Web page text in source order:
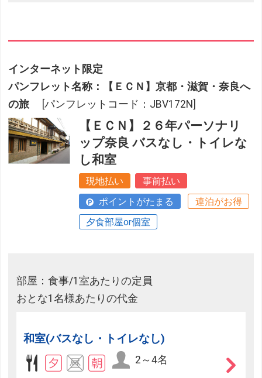
インターネット限定
パンフレット名称：【ＥＣＮ】京都・滋賀・奈良へ
の旅
[パンフレットコード：JBV172N]
【ＥＣＮ】２６年パーソナリ
ップ奈良 バスなし・トイレな
し和室
現地払い
事前払い
ポイントがたまる
連泊がお得
夕食部屋or個室
部屋：食事/1室あたりの定員
おとな1名様あたりの代金
和室(バスなし・トイレなし)
2～4名